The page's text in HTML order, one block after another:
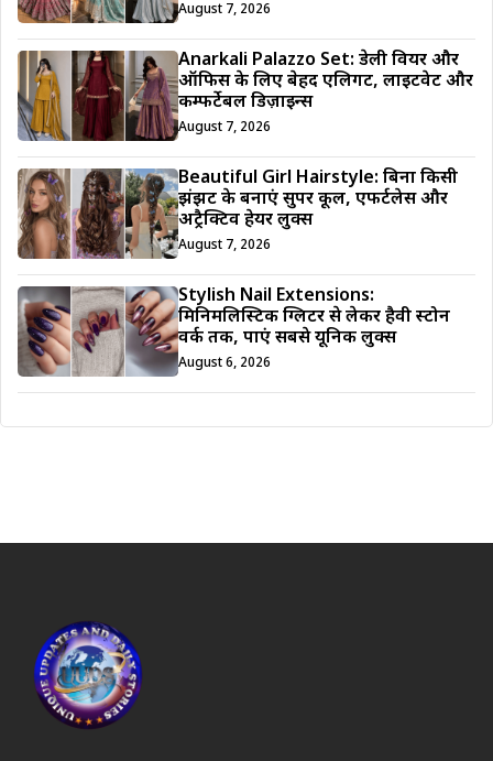
August 7, 2026
Anarkali Palazzo Set: डेली वियर और
ऑफिस के लिए बेहद एलिगेंट, लाइटवेट और
कम्फर्टेबल डिज़ाइन्स
August 7, 2026
Beautiful Girl Hairstyle: बिना किसी
झंझट के बनाएं सुपर कूल, एफर्टलेस और
अट्रैक्टिव हेयर लुक्स
August 7, 2026
Stylish Nail Extensions:
मिनिमलिस्टिक ग्लिटर से लेकर हैवी स्टोन
वर्क तक, पाएं सबसे यूनिक लुक्स
August 6, 2026